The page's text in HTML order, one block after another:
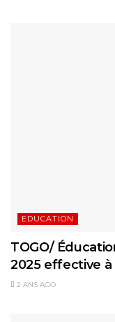
EDUCATION
TOGO/
2025 effective à
2 ANS AGO